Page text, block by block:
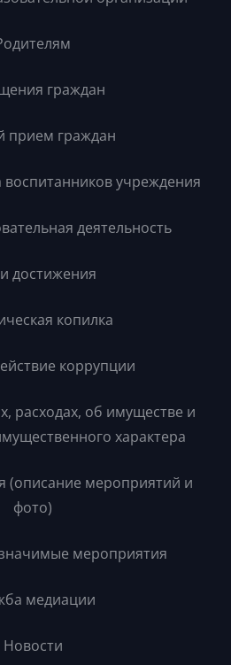
граждан
прием граждан
учреждения
деятельность
достижения
копилка
коррупции
расходах, об имуществе и
характера
(описание мероприятий и
фото)
мероприятия
медиации
Новости